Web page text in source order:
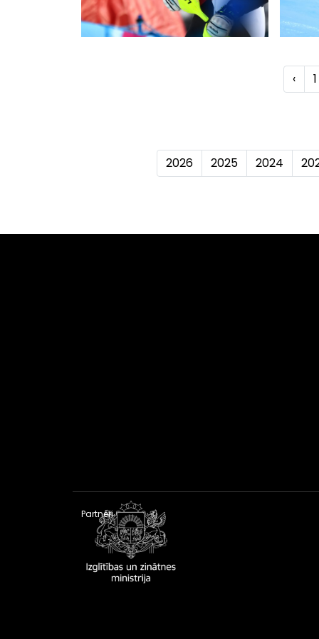
‹ 1
2026 2025 2024
Partneri